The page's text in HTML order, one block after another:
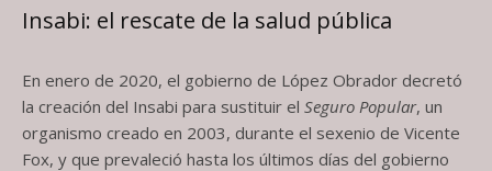
Insabi: el rescate de la salud pública
En enero de 2020, el gobierno de López Obrador decretó
la creación del Insabi para sustituir el Seguro Popular, un
organismo creado en 2003, durante el sexenio de Vicente
Fox, y que prevaleció hasta los últimos días del gobierno